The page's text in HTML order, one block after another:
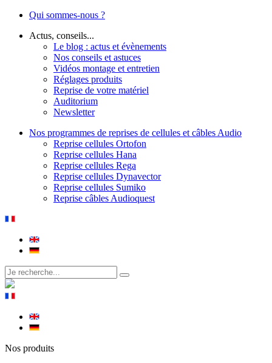
Qui sommes-nous ?
Actus, conseils...
Le blog : actus et évènements
Nos conseils et astuces
Vidéos montage et entretien
Réglages produits
Reprise de votre matériel
Auditorium
Newsletter
Nos programmes de reprises de cellules et câbles Audio
Reprise cellules Ortofon
Reprise cellules Hana
Reprise cellules Rega
Reprise cellules Dynavector
Reprise cellules Sumiko
Reprise câbles Audioquest
Nos produits